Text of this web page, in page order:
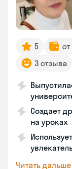
5
3 отзыва
Создает
на уроках
Читать дальше